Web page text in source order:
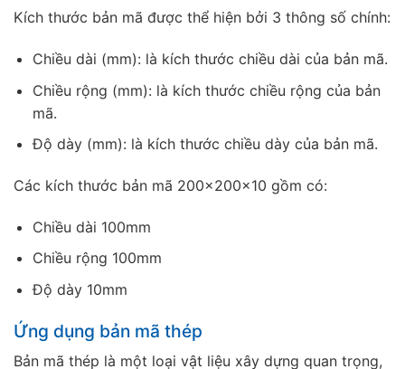
Kích thước bản mã được thể hiện bởi 3 thông số chính:
Chiều dài (mm): là kích thước chiều dài của bản mã.
Chiều rộng (mm): là kích thước chiều rộng của bản
mã.
Độ dày (mm): là kích thước chiều dày của bản mã.
Các kích thước bản mã 200x200x10 gồm có:
Chiều dài 100mm
Chiều rộng 100mm
Độ dày 10mm
Ứng dụng bản mã thép
Bản mã thép là một loại vật liệu xây dựng quan trọng,